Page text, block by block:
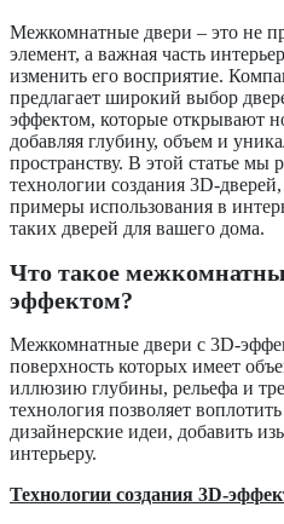
Межкомнатные двери – это не
элемент, а важная часть
изменить его восприятие.
предлагает широкий выбор
эффектом, которые открывают
добавляя глубину, объем и
пространству. В этой статье мы
технологии создания 3D-
примеры использования в
таких дверей для вашего дома.
Что такое
эффектом?
Межкомнатные двери с 3D-
поверхность которых имеет
иллюзию глубины, рельефа и
технология позволяет
дизайнерские идеи, добавить
интерьеру.
Технологии создания 3D-